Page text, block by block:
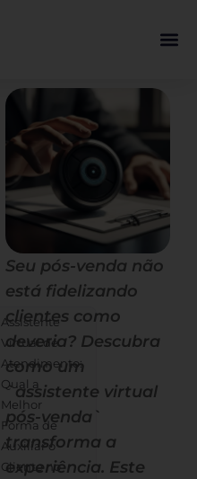
Assistente
Virtual de
Atendimento:
Qual a
Melhor
Forma de
Auxiliar o
Cliente no
Seu pós-venda não
está fidelizando
clientes como
deveria? Descubra
como um
`assistente virtual
pós-venda`
transforma a
experiência. Este